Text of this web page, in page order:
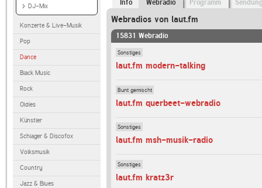
DJ-Mix
Konzerte & Live-Musik
Pop
Dance
Black Music
Rock
Oldies
Künstler
Schlager & Discofox
Volksmusik
Country
Jazz & Blues
Info Webradio Programm
Webradios von laut.fm
15831 Webradio
Sonstiges
laut.fm modern-talking
Bunt gemischt
laut.fm querbeet-webradio
Sonstiges
laut.fm msh-musik-radio
Sonstiges
laut.fm kratz3r